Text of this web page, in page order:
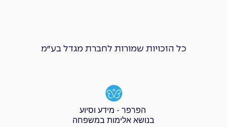
כל הזכויות שמורות לחברת מגדל בע״מ
הפרפר - מידע וסיוע
בנושא אלימות במשפחה